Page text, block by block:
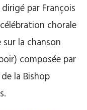
par François
chorale
la chanson
composée par
la Bishop